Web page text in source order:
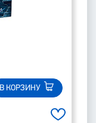
В КОРЗИНУ